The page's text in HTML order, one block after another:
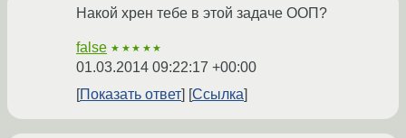
Накой хрен тебе в этой задаче ООП?
false ★★★★★
01.03.2014 09:22:17 +00:00
Показать ответ
Ссылка